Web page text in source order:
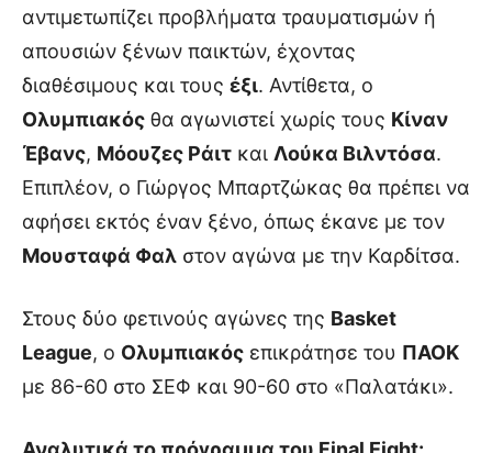
αντιμετωπίζει προβλήματα τραυματισμών ή
απουσιών ξένων παικτών, έχοντας
διαθέσιμους και τους έξι. Αντίθετα, ο
Ολυμπιακός θα αγωνιστεί χωρίς τους Κίναν
Έβανς, Μόουζες Ράιτ και Λούκα Βιλντόσα.
Επιπλέον, ο Γιώργος Μπαρτζώκας θα πρέπει να
αφήσει εκτός έναν ξένο, όπως έκανε με τον
Μουσταφά Φαλ στον αγώνα με την Καρδίτσα.
Στους δύο φετινούς αγώνες της Basket
League, ο Ολυμπιακός επικράτησε του ΠΑΟΚ
με 86-60 στο ΣΕΦ και 90-60 στο «Παλατάκι».